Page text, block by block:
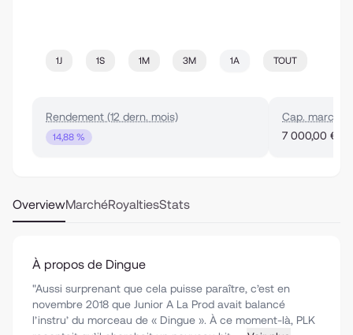
1J 1S 1M 3M 1A TOUT
Rendement (12 dern. mois)
14,88 %
Cap. marché
7 000,00 €
OverviewMarchéRoyaltiesStats
À propos de Dingue
"Aussi surprenant que cela puisse paraître, c’est en
novembre 2018 que Junior A La Prod avait balancé
l’instru’ du morceau de « Dingue ». À ce moment-là, PLK